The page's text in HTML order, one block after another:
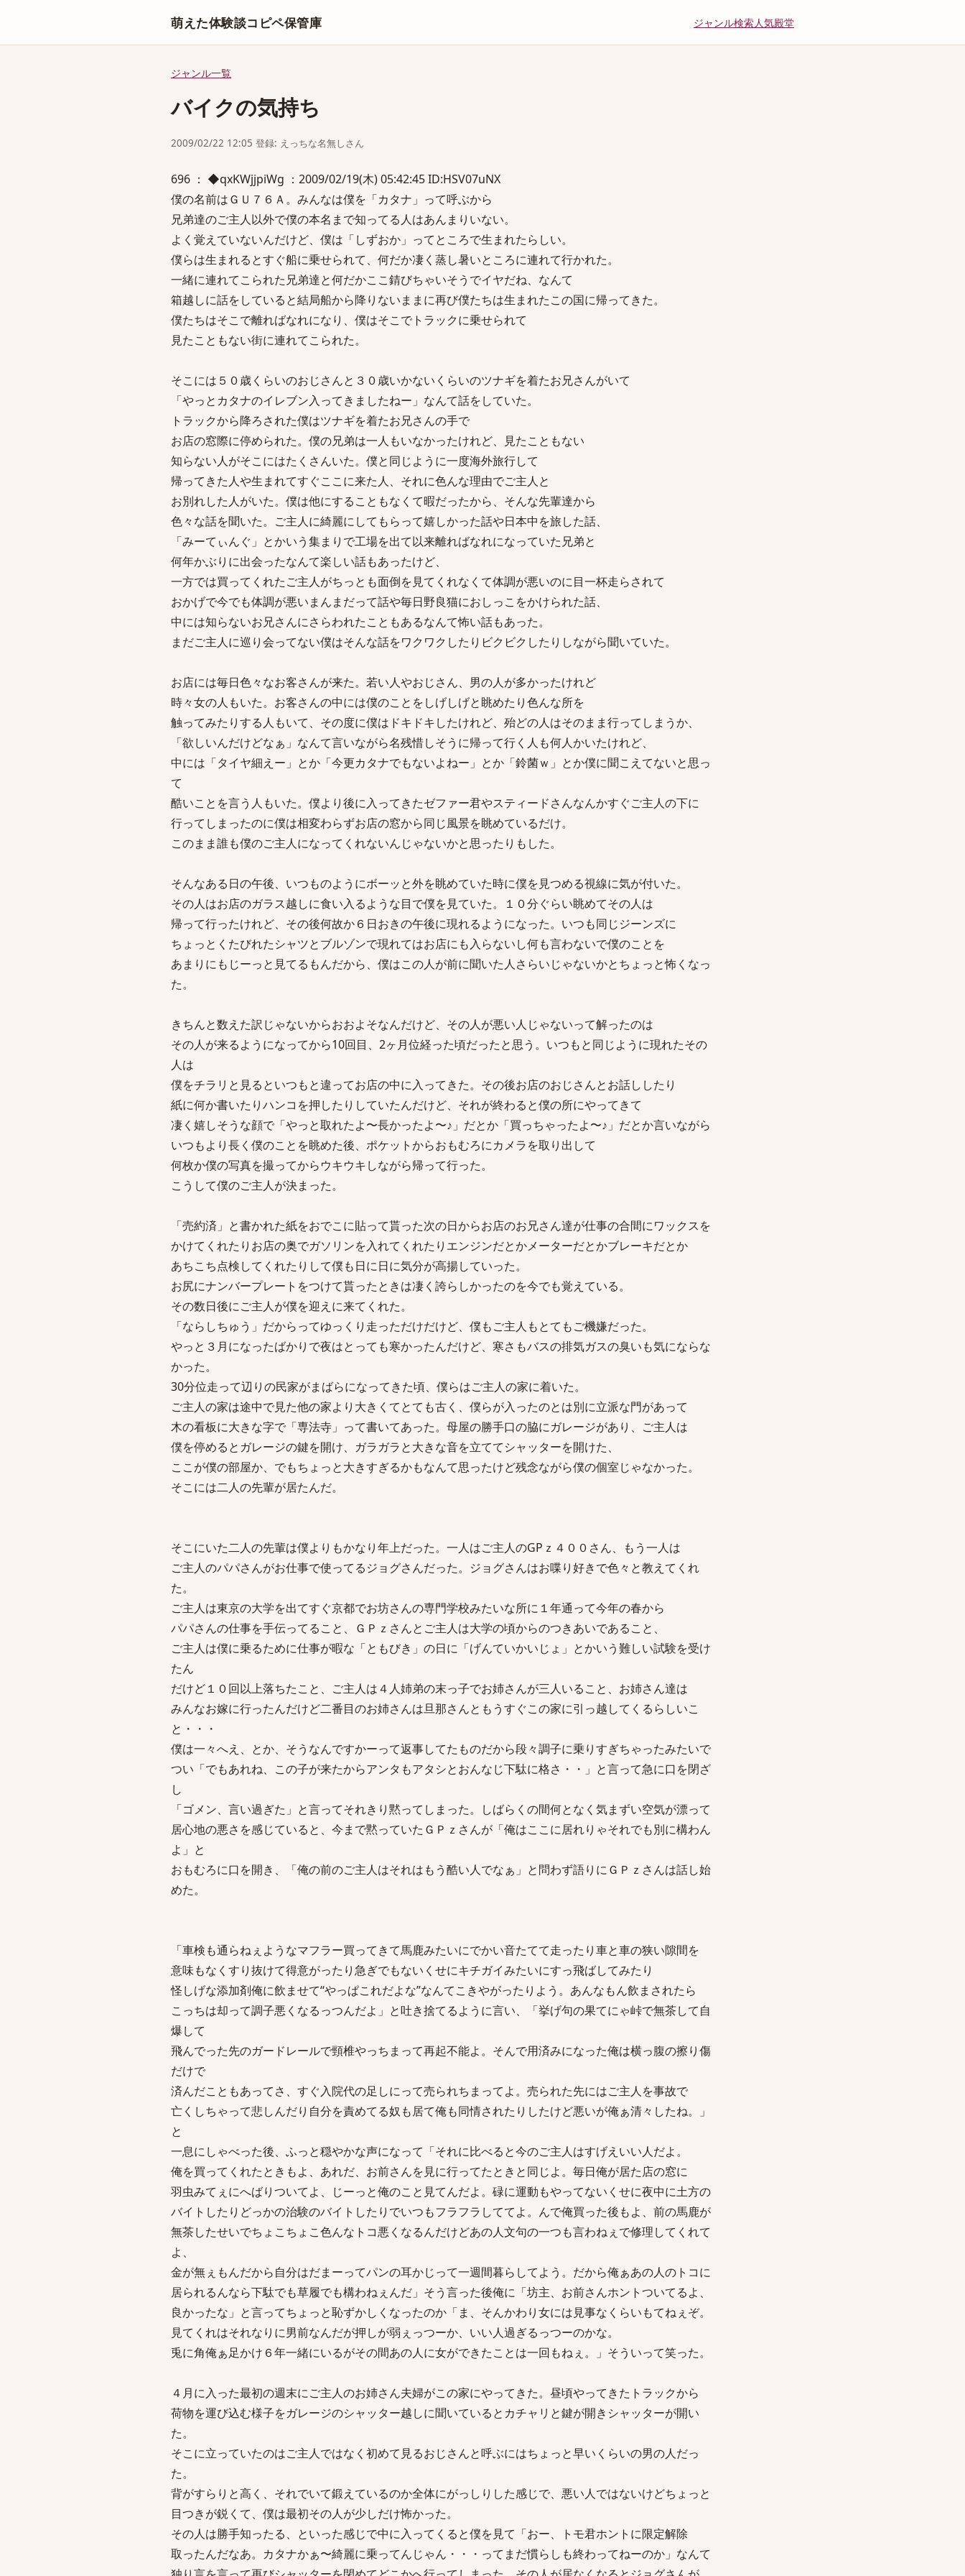
萌えた体験談コピペ保管庫 ジャンル検索人気殿堂
ジャンル一覧
バイクの気持ち
2009/02/22 12:05 登録: えっちな名無しさん
696 ： ◆qxKWjjpiWg ：2009/02/19(木) 05:42:45 ID:HSV07uNX
僕の名前はＧＵ７６Ａ。みんなは僕を「カタナ」って呼ぶから
兄弟達のご主人以外で僕の本名まで知ってる人はあんまりいない。
よく覚えていないんだけど、僕は「しずおか」ってところで生まれたらしい。
僕らは生まれるとすぐ船に乗せられて、何だか凄く蒸し暑いところに連れて行かれた。
一緒に連れてこられた兄弟達と何だかここ錆びちゃいそうでイヤだね、なんて
箱越しに話をしていると結局船から降りないままに再び僕たちは生まれたこの国に帰ってきた。
僕たちはそこで離ればなれになり、僕はそこでトラックに乗せられて
見たこともない街に連れてこられた。
そこには５０歳くらいのおじさんと３０歳いかないくらいのツナギを着たお兄さんがいて
「やっとカタナのイレブン入ってきましたねー」なんて話をしていた。
トラックから降ろされた僕はツナギを着たお兄さんの手で
お店の窓際に停められた。僕の兄弟は一人もいなかったけれど、見たこともない
知らない人がそこにはたくさんいた。僕と同じように一度海外旅行して
帰ってきた人や生まれてすぐここに来た人、それに色んな理由でご主人と
お別れした人がいた。僕は他にすることもなくて暇だったから、そんな先輩達から
色々な話を聞いた。ご主人に綺麗にしてもらって嬉しかった話や日本中を旅した話、
「みーてぃんぐ」とかいう集まりで工場を出て以来離ればなれになっていた兄弟と
何年かぶりに出会ったなんて楽しい話もあったけど、
一方では買ってくれたご主人がちっとも面倒を見てくれなくて体調が悪いのに目一杯走らされて
おかげで今でも体調が悪いまんまだって話や毎日野良猫におしっこをかけられた話、
中には知らないお兄さんにさらわれたこともあるなんて怖い話もあった。
まだご主人に巡り会ってない僕はそんな話をワクワクしたりビクビクしたりしながら聞いていた。
お店には毎日色々なお客さんが来た。若い人やおじさん、男の人が多かったけれど
時々女の人もいた。お客さんの中には僕のことをしげしげと眺めたり色んな所を
触ってみたりする人もいて、その度に僕はドキドキしたけれど、殆どの人はそのまま行ってしまうか、
「欲しいんだけどなぁ」なんて言いながら名残惜しそうに帰って行く人も何人かいたけれど、
中には「タイヤ細えー」とか「今更カタナでもないよねー」とか「鈴菌ｗ」とか僕に聞こえてないと思っ
て
酷いことを言う人もいた。僕より後に入ってきたゼファー君やスティードさんなんかすぐご主人の下に
行ってしまったのに僕は相変わらずお店の窓から同じ風景を眺めているだけ。
このまま誰も僕のご主人になってくれないんじゃないかと思ったりもした。
そんなある日の午後、いつものようにボーッと外を眺めていた時に僕を見つめる視線に気が付いた。
その人はお店のガラス越しに食い入るような目で僕を見ていた。１０分ぐらい眺めてその人は
帰って行ったけれど、その後何故か６日おきの午後に現れるようになった。いつも同じジーンズに
ちょっとくたびれたシャツとブルゾンで現れてはお店にも入らないし何も言わないで僕のことを
あまりにもじーっと見てるもんだから、僕はこの人が前に聞いた人さらいじゃないかとちょっと怖くなっ
た。
きちんと数えた訳じゃないからおおよそなんだけど、その人が悪い人じゃないって解ったのは
その人が来るようになってから10回目、2ヶ月位経った頃だったと思う。いつもと同じように現れたその
人は
僕をチラリと見るといつもと違ってお店の中に入ってきた。その後お店のおじさんとお話ししたり
紙に何か書いたりハンコを押したりしていたんだけど、それが終わると僕の所にやってきて
凄く嬉しそうな顔で「やっと取れたよ〜長かったよ〜♪」だとか「買っちゃったよ〜♪」だとか言いながら
いつもより長く僕のことを眺めた後、ポケットからおもむろにカメラを取り出して
何枚か僕の写真を撮ってからウキウキしながら帰って行った。
こうして僕のご主人が決まった。
「売約済」と書かれた紙をおでこに貼って貰った次の日からお店のお兄さん達が仕事の合間にワックスを
かけてくれたりお店の奥でガソリンを入れてくれたりエンジンだとかメーターだとかブレーキだとか
あちこち点検してくれたりして僕も日に日に気分が高揚していった。
お尻にナンバープレートをつけて貰ったときは凄く誇らしかったのを今でも覚えている。
その数日後にご主人が僕を迎えに来てくれた。
「ならしちゅう」だからってゆっくり走っただけだけど、僕もご主人もとてもご機嫌だった。
やっと３月になったばかりで夜はとっても寒かったんだけど、寒さもバスの排気ガスの臭いも気にならな
かった。
30分位走って辺りの民家がまばらになってきた頃、僕らはご主人の家に着いた。
ご主人の家は途中で見た他の家より大きくてとても古く、僕らが入ったのとは別に立派な門があって
木の看板に大きな字で「専法寺」って書いてあった。母屋の勝手口の脇にガレージがあり、ご主人は
僕を停めるとガレージの鍵を開け、ガラガラと大きな音を立ててシャッターを開けた、
ここが僕の部屋か、でもちょっと大きすぎるかもなんて思ったけど残念ながら僕の個室じゃなかった。
そこには二人の先輩が居たんだ。
そこにいた二人の先輩は僕よりもかなり年上だった。一人はご主人のGPｚ４００さん、もう一人は
ご主人のパパさんがお仕事で使ってるジョグさんだった。ジョグさんはお喋り好きで色々と教えてくれ
た。
ご主人は東京の大学を出てすぐ京都でお坊さんの専門学校みたいな所に１年通って今年の春から
パパさんの仕事を手伝ってること、ＧＰｚさんとご主人は大学の頃からのつきあいであること、
ご主人は僕に乗るために仕事が暇な「ともびき」の日に「げんていかいじょ」とかいう難しい試験を受け
たん
だけど１０回以上落ちたこと、ご主人は４人姉弟の末っ子でお姉さんが三人いること、お姉さん達は
みんなお嫁に行ったんだけど二番目のお姉さんは旦那さんともうすぐこの家に引っ越してくるらしいこ
と・・・
僕は一々へえ、とか、そうなんですかーって返事してたものだから段々調子に乗りすぎちゃったみたいで
つい「でもあれね、この子が来たからアンタもアタシとおんなじ下駄に格さ・・」と言って急に口を閉ざ
し
「ゴメン、言い過ぎた」と言ってそれきり黙ってしまった。しばらくの間何となく気まずい空気が漂って
居心地の悪さを感じていると、今まで黙っていたＧＰｚさんが「俺はここに居れりゃそれでも別に構わん
よ」と
おもむろに口を開き、「俺の前のご主人はそれはもう酷い人でなぁ」と問わず語りにＧＰｚさんは話し始
めた。
「車検も通らねぇようなマフラー買ってきて馬鹿みたいにでかい音たてて走ったり車と車の狭い隙間を
意味もなくすり抜けて得意がったり急ぎでもないくせにキチガイみたいにすっ飛ばしてみたり
怪しげな添加剤俺に飲ませて“やっぱこれだよな”なんてこきやがったりよう。あんなもん飲まされたら
こっちは却って調子悪くなるっつんだよ」と吐き捨てるように言い、「挙げ句の果てにゃ峠で無茶して自
爆して
飛んでった先のガードレールで頸椎やっちまって再起不能よ。そんで用済みになった俺は横っ腹の擦り傷
だけで
済んだこともあってさ、すぐ入院代の足しにって売られちまってよ。売られた先にはご主人を事故で
亡くしちゃって悲しんだり自分を責めてる奴も居て俺も同情されたりしたけど悪いが俺ぁ清々したね。」
と
一息にしゃべった後、ふっと穏やかな声になって「それに比べると今のご主人はすげえいい人だよ。
俺を買ってくれたときもよ、あれだ、お前さんを見に行ってたときと同じよ。毎日俺が居た店の窓に
羽虫みてぇにへばりついてよ、じーっと俺のこと見てんだよ。碌に運動もやってないくせに夜中に土方の
バイトしたりどっかの治験のバイトしたりでいつもフラフラしててよ。んで俺買った後もよ、前の馬鹿が
無茶したせいでちょこちょこ色んなトコ悪くなるんだけどあの人文句の一つも言わねぇで修理してくれて
よ、
金が無ぇもんだから自分はだまーってパンの耳かじって一週間暮らしてよう。だから俺ぁあの人のトコに
居られるんなら下駄でも草履でも構わねぇんだ」そう言った後俺に「坊主、お前さんホントついてるよ、
良かったな」と言ってちょっと恥ずかしくなったのか「ま、そんかわり女には見事なくらいもてねぇぞ。
見てくれはそれなりに男前なんだが押しが弱ぇっつーか、いい人過ぎるっつーのかな。
兎に角俺ぁ足かけ６年一緒にいるがその間あの人に女ができたことは一回もねぇ。」そういって笑った。
４月に入った最初の週末にご主人のお姉さん夫婦がこの家にやってきた。昼頃やってきたトラックから
荷物を運び込む様子をガレージのシャッター越しに聞いているとカチャリと鍵が開きシャッターが開い
た。
そこに立っていたのはご主人ではなく初めて見るおじさんと呼ぶにはちょっと早いくらいの男の人だっ
た。
背がすらりと高く、それでいて鍛えているのか全体にがっしりした感じで、悪い人ではないけどちょっと
目つきが鋭くて、僕は最初その人が少しだけ怖かった。
その人は勝手知ったる、といった感じで中に入ってくると僕を見て「おー、トモ君ホントに限定解除
取ったんだなあ。カタナかぁ〜綺麗に乗ってんじゃん・・・ってまだ慣らしも終わってねーのか」なんて